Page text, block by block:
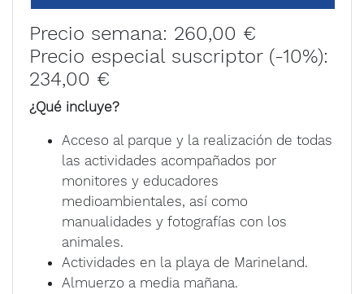
Precio semana: 260,00 €
Precio especial suscriptor (-10%):
234,00 €
¿Qué incluye?
Acceso al parque y la realización de todas
las actividades acompañados por
monitores y educadores
medioambientales, así como
manualidades y fotografías con los
animales.
Actividades en la playa de Marineland.
Almuerzo a media mañana.